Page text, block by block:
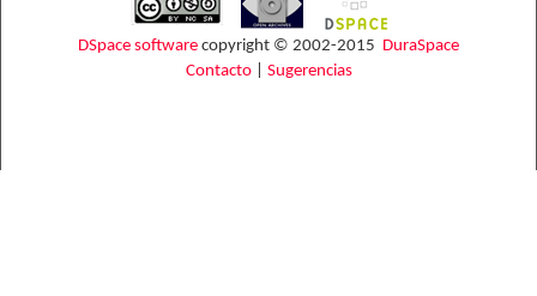
DSpace software copyright © 2002-2015 DuraSpace
Contacto| Sugerencias